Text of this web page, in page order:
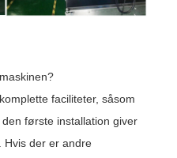
faciliteter, såsom
første installation giver
Hvis der er andre